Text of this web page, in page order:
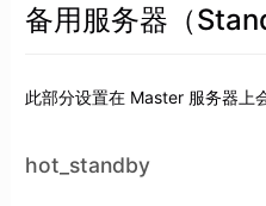
备用服务器（
此部分设置在 Master 服务器上
hot_standby